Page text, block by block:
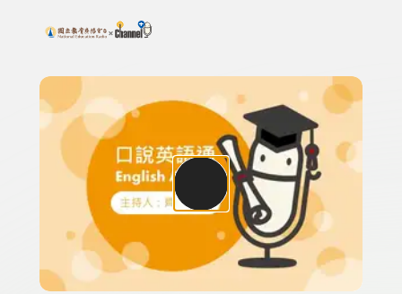
上方功能區塊
搜尋關鍵字：可輸入節目名稱、主持人或關鍵字